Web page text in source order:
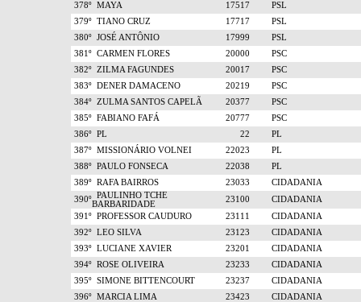
378º MAYA 17517
PSL
379º TIANO CRUZ 17717
PSL
380º JOSÉ ANTÔNIO 17999
PSL
381º CARMEN FLORES 20000
PSC
382º ZILMA FAGUNDES 20017
PSC
383º DENER DAMACENO 20219
PSC
384º ZULMA SANTOS CAPELÃ 20377
PSC
385º FABIANO FAFÁ 20777
PSC
386º PL 22
PL
387º MISSIONÁRIO VOLNEI 22023
PL
388º PAULO FONSECA 22038
PL
389º RAFA BAIRROS 23033
CIDADANIA
390º PAULINHO TCHE
BARBARIDADE
23100
CIDADANIA
391º PROFESSOR CAUDURO 23111
CIDADANIA
392º LEO SILVA 23123
CIDADANIA
393º LUCIANE XAVIER 23201
CIDADANIA
394º ROSE OLIVEIRA 23233
CIDADANIA
395º SIMONE BITTENCOURT 23237
CIDADANIA
396º MARCIA LIMA 23423
CIDADANIA